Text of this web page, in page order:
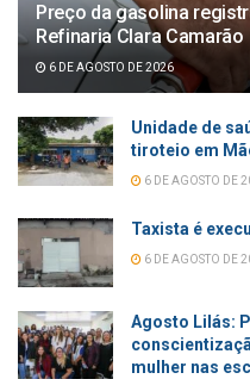
Preço da gasolina
Refinaria Clara Camarão
6 DE AGOSTO DE 2026
Unidade de
tiroteio em
6 DE AGOSTO DE
Taxista é
6 DE AGOSTO DE
Agosto Lilás:
mulher nas